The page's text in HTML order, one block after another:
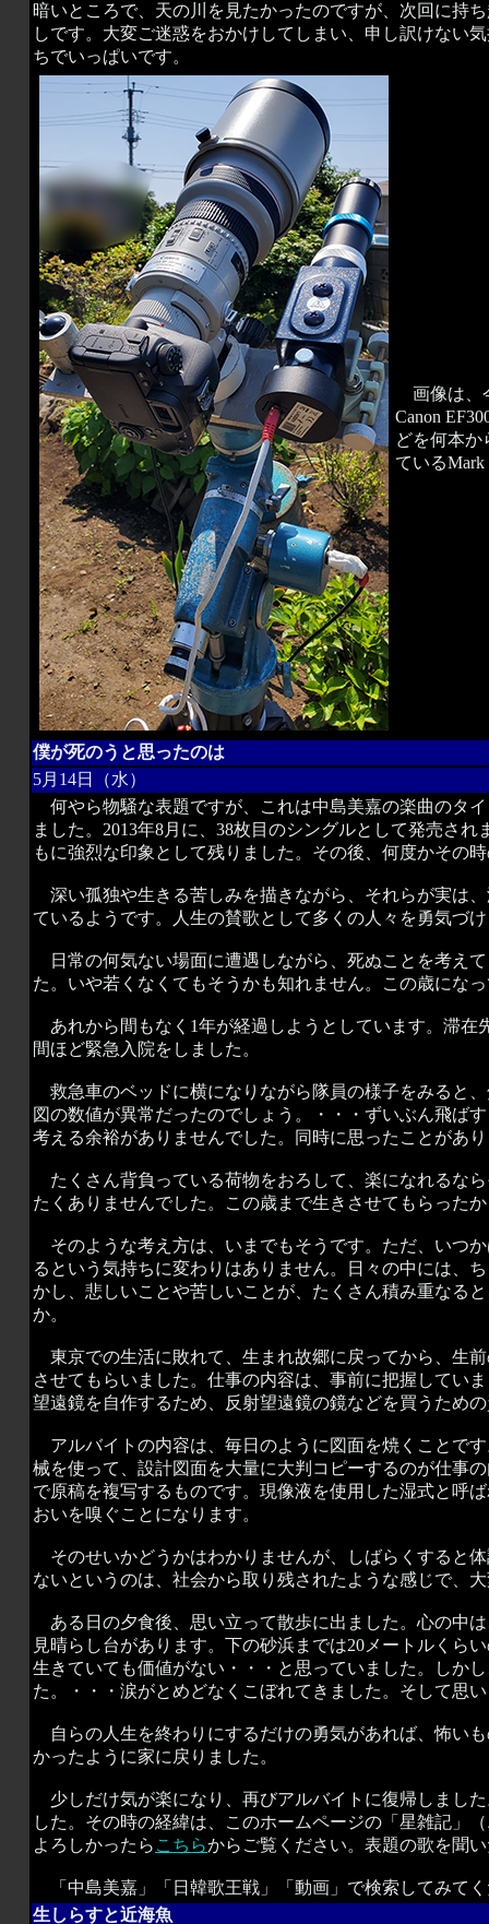
暗いところで、天の川を見たかったのですが、次回に持
しです。大変ご迷惑をおかけしてしまい、申し訳けない
ちでいっぱいです。
画像は、
Canon
どを何本
ている
僕が死のうと思ったのは
5月14日（水）
何やら物騒な表題ですが、これは中島美嘉の楽曲のタ
ました。2013年8月に、38枚目のシングルとして発売さ
もに強烈な印象として残りました。その後、何度かその
深い孤独や生きる苦しみを描きながら、それらが実は
ているようです。人生の賛歌として多くの人々を勇気づ
日常の何気ない場面に遭遇しながら、死ぬことを考え
た。いや若くなくてもそうかも知れません。この歳にな
あれから間もなく1年が経過しようとしています。滞在
間ほど緊急入院をしました。
救急車のベッドに横になりながら隊員の様子をみると
図の数値が異常だったのでしょう。・・・ずいぶん飛ば
考える余裕がありませんでした。同時に思ったことがあ
たくさん背負っている荷物をおろして、楽になれるな
たくありませんでした。この歳まで生きさせてもらった
そのような考え方は、いまでもそうです。ただ、いつ
るという気持ちに変わりはありません。日々の中には、
かし、悲しいことや苦しいことが、たくさん積み重なる
か。
東京での生活に敗れて、生まれ故郷に戻ってから、生
させてもらいました。仕事の内容は、事前に把握してい
望遠鏡を自作するため、反射望遠鏡の鏡などを買うため
アルバイトの内容は、毎日のように図面を焼くことで
械を使って、設計図面を大量に大判コピーするのが仕事
で原稿を複写するものです。現像液を使用した湿式と呼
おいを嗅ぐことになります。
そのせいかどうかはわかりませんが、しばらくすると
ないというのは、社会から取り残されたような感じで、
ある日の夕食後、思い立って散歩に出ました。心の中
見晴らし台があります。下の砂浜までは20メートルくら
生きていても価値がない・・・と思っていました。しか
た。・・・涙がとめどなくこぼれてきました。そして思
自らの人生を終わりにするだけの勇気があれば、怖い
かったように家に戻りました。
少しだけ気が楽になり、再びアルバイトに復帰しまし
した。その時の経緯は、このホームページの「星雑記」
よろしかったら こちらからご覧ください。表題の歌を聞
「中島美嘉」「日韓歌王戦」「動画」で検索してみて
生しらすと近海魚